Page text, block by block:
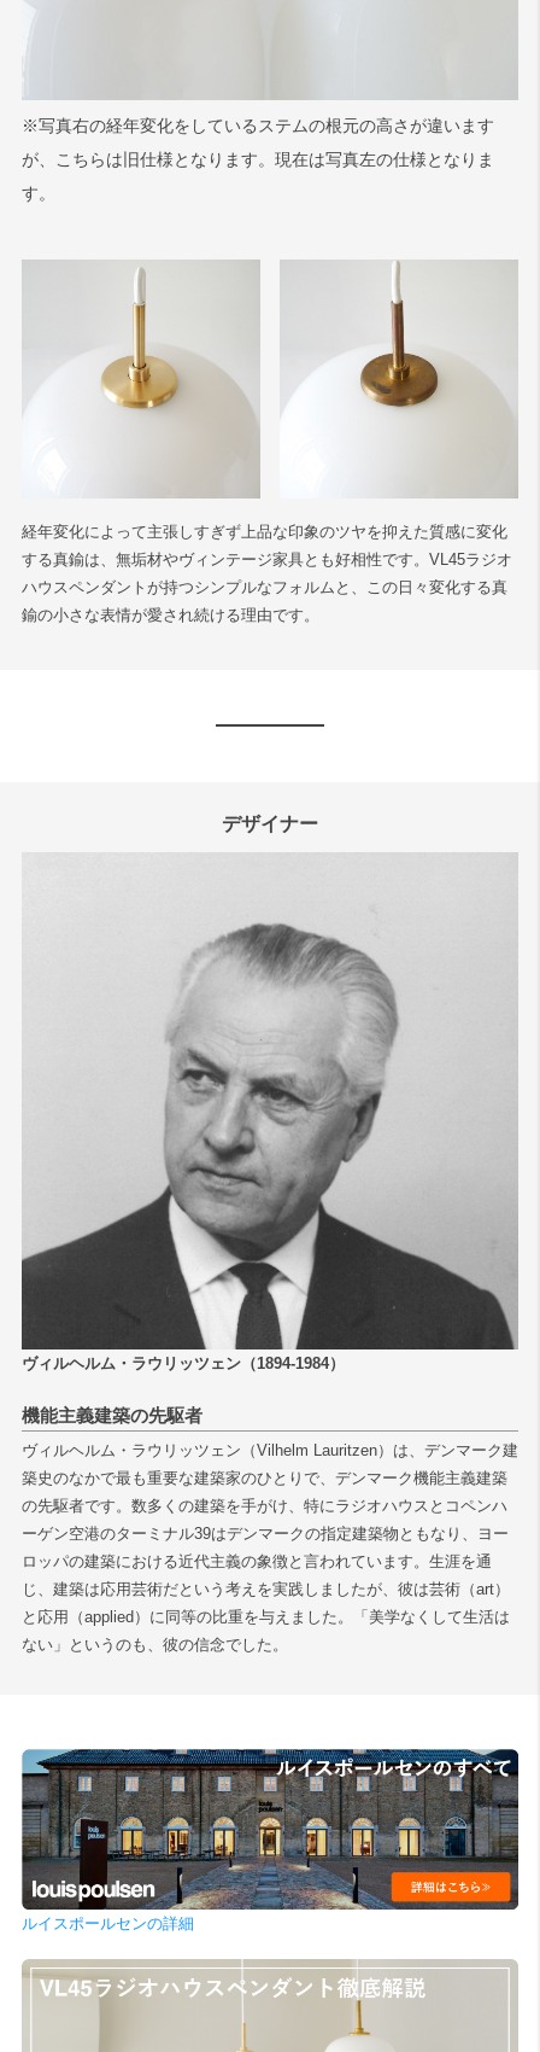
※写真右の経年変化をしているステムの根元の高さが違います
が、こちらは旧仕様となります。現在は写真左の仕様となりま
す。
経年変化によって主張しすぎず上品な印象のツヤを抑えた質感に変化
する真鍮は、無垢材やヴィンテージ家具とも好相性です。VL45ラジオ
ハウスペンダントが持つシンプルなフォルムと、この日々変化する真
鍮の小さな表情が愛され続ける理由です。
デザイナー
ヴィルヘルム・ラウリッツェン（1894-1984）
機能主義建築の先駆者
ヴィルヘルム・ラウリッツェン（Vilhelm Lauritzen）は、デンマーク建
築史のなかで最も重要な建築家のひとりで、デンマーク機能主義建築
の先駆者です。数多くの建築を手がけ、特にラジオハウスとコペンハ
ーゲン空港のターミナル39はデンマークの指定建築物ともなり、ヨー
ロッパの建築における近代主義の象徴と言われています。生涯を通
じ、建築は応用芸術だという考えを実践しましたが、彼は芸術（art）
と応用（applied）に同等の比重を与えました。「美学なくして生活は
ない」というのも、彼の信念でした。
ルイスポールセンの詳細